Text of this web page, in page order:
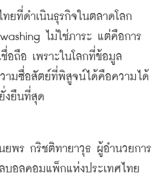
ที่ดำเนินธุรกิจในตลาดโลก
ไม่ใช่ภาระ แต่คือการ
อถือ เพราะในโลกที่ข้อมูล
ามซื่อสัตย์ที่พิสูจน์ได้คือความได้
งยืนที่สุด
ยพร กริชติทายาวุธ ผู้อำนวยการ
บอลคอมแพ็กแห่งประเทศไทย